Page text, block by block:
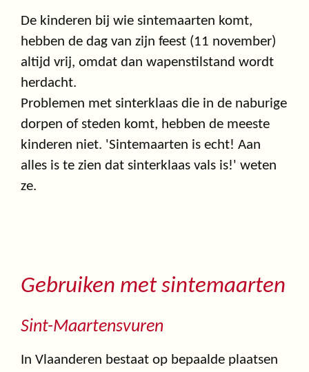
De kinderen bij wie sintemaarten komt,
hebben de dag van zijn feest (11 november)
altijd vrij, omdat dan wapenstilstand wordt
herdacht.
Problemen met sinterklaas die in de naburige
dorpen of steden komt, hebben de meeste
kinderen niet. 'Sintemaarten is echt! Aan
alles is te zien dat sinterklaas vals is!' weten
ze.
Gebruiken met sintemaarten
Sint-Maartensvuren
In Vlaanderen bestaat op bepaalde plaatsen